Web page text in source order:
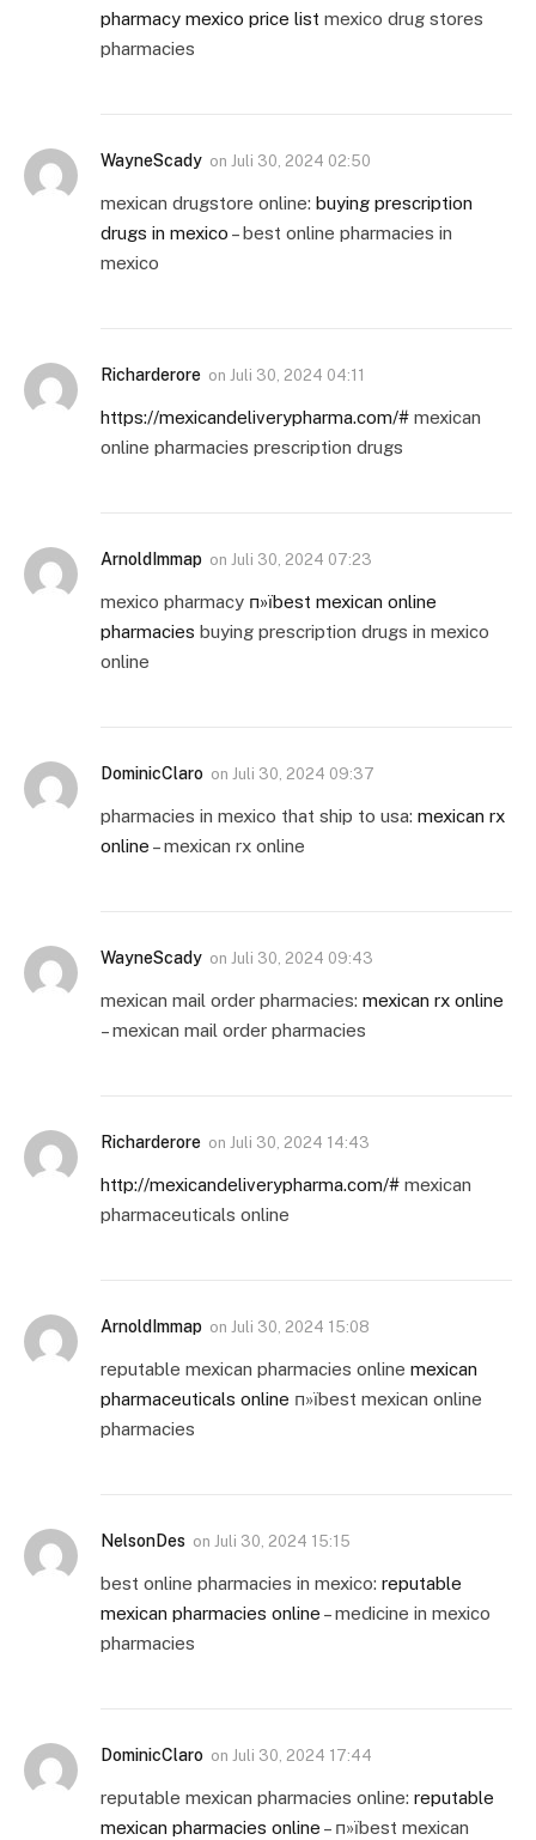
pharmacy mexico price list mexico drug stores
pharmacies
WayneScady on Juli 30, 2024 02:50
mexican drugstore online: buying prescription
drugs in mexico – best online pharmacies in
mexico
Richarderore on Juli 30, 2024 04:11
https://mexicandeliverypharma.com/# mexican
online pharmacies prescription drugs
ArnoldImmap on Juli 30, 2024 07:23
mexico pharmacy п»їbest mexican online
pharmacies buying prescription drugs in mexico
online
DominicClaro on Juli 30, 2024 09:37
pharmacies in mexico that ship to usa: mexican rx
online – mexican rx online
WayneScady on Juli 30, 2024 09:43
mexican mail order pharmacies: mexican rx online
– mexican mail order pharmacies
Richarderore on Juli 30, 2024 14:43
http://mexicandeliverypharma.com/# mexican
pharmaceuticals online
ArnoldImmap on Juli 30, 2024 15:08
reputable mexican pharmacies online mexican
pharmaceuticals online п»їbest mexican online
pharmacies
NelsonDes on Juli 30, 2024 15:15
best online pharmacies in mexico: reputable
mexican pharmacies online – medicine in mexico
pharmacies
DominicClaro on Juli 30, 2024 17:44
reputable mexican pharmacies online: reputable
mexican pharmacies online – п»їbest mexican